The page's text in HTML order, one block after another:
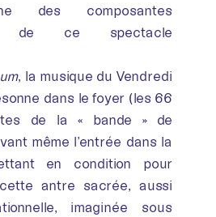
des composantes
de ce spectacle
, la musique du Vendredi
dans le foyer (les 66
de la « bande » de
même l’entrée dans la
en condition pour
antre sacrée, aussi
imaginée sous